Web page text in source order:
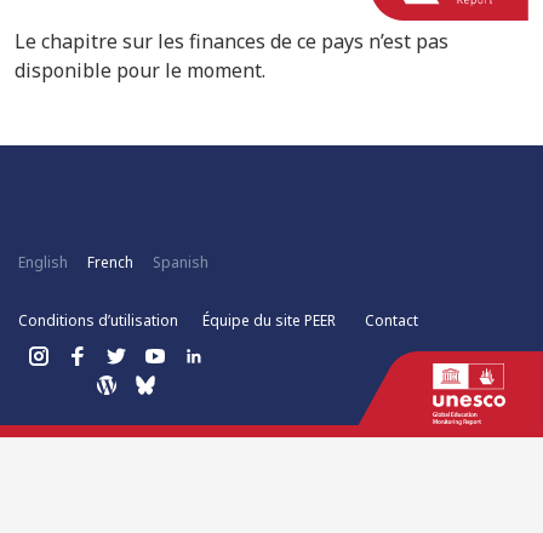
Le chapitre sur les finances de ce pays n’est pas
disponible pour le moment.
English French Spanish
Conditions d’utilisation Équipe du site PEER Contact